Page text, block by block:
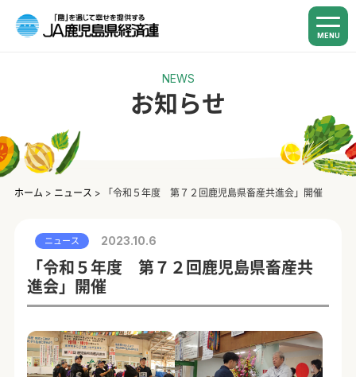
MENU
NEWS
お知らせ
ホーム > ニュース > 「令和５年度 第７２回鹿児島県畜産共進会」開催
ニュース 2023.10.6
「令和５年度 第７２回鹿児島県畜産共
進会」開催